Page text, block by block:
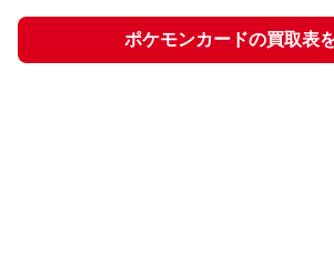
ポケモンカードの買取表